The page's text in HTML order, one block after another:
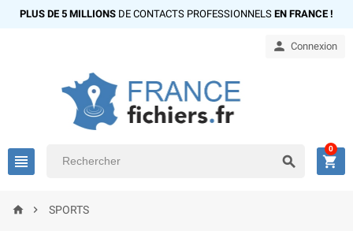
PLUS DE 5 MILLIONS DE CONTACTS PROFESSIONNELS EN FRANCE !
 Connexion
  
0
  SPORTS